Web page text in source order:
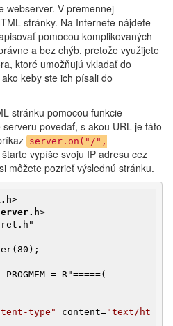
webserver. V premennej
stránky. Na Internete nájdete
pomocou komplikovaných
a bez chýb, pretože využijete
ktoré umožňujú vkladať do
keby ste ich písali do
stránku pomocou funkcie
serveru povedať, s akou URL je táto
server.on("/",
vypíše svoju IP adresu cez
môžete pozrieť výslednú stránku.
>
>
type" content="text/ht